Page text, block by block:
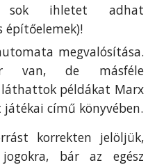
sok ihletet adhat
megvalósítása.
van, de másféle
példákat Marx
játékai című könyvében.
korrekten jelöljük,
bár az egész